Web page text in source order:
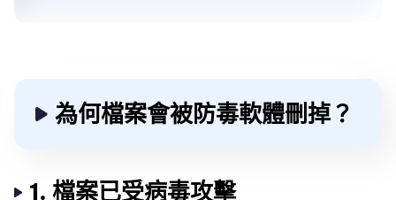
為何檔案會被防毒軟體刪掉？
1. 檔案已受病毒攻擊